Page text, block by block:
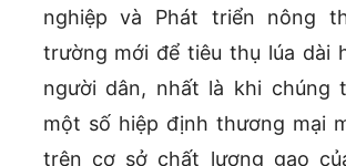
nghiệp và Phát triển nông
trường mới để tiêu thụ lúa dài
người dân, nhất là khi chúng
một số hiệp định thương mại
trên cơ sở chất lượng gạo